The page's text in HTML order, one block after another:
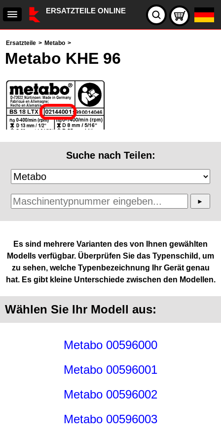
ERSATZTEILE ONLINE
Ersatzteile > Metabo >
Metabo KHE 96
Suche nach Teilen:
Es sind mehrere Varianten des von Ihnen gewählten
Modells verfügbar. Überprüfen Sie das Typenschild, um
zu sehen, welche Typenbezeichnung Ihr Gerät genau
hat. Es gibt kleine Unterschiede zwischen den Modellen.
Wählen Sie Ihr Modell aus:
Metabo 00596000
Metabo 00596001
Metabo 00596002
Metabo 00596003